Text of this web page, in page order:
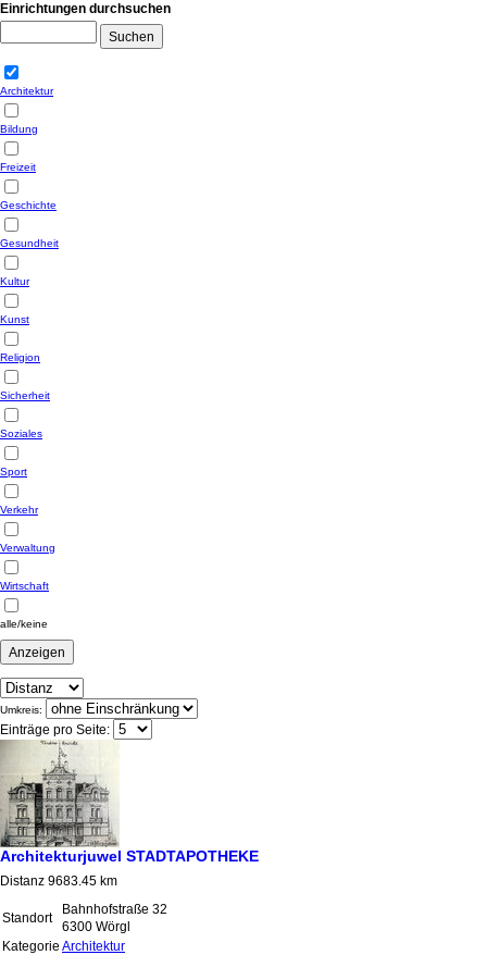
Einrichtungen durchsuchen
Architektur
Bildung
Freizeit
Geschichte
Gesundheit
Kultur
Kunst
Religion
Sicherheit
Soziales
Sport
Verkehr
Verwaltung
Wirtschaft
alle/keine
Umkreis:
Einträge pro Seite:
Architekturjuwel STADTAPOTHEKE
Distanz 9683.45 km
Standort
Bahnhofstraße 32
6300 Wörgl
Kategorie Architektur